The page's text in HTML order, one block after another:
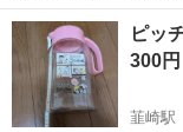
120日＆土日祝休み！ク
◎正社員登用制度あり
人気の工場のお仕事 ◇結
山梨 国母駅
ピッ
300円
韮崎駅